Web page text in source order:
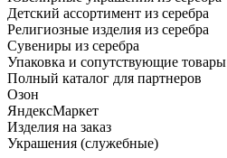
Детский ассортимент из серебра
Религиозные изделия из серебра
Сувениры из серебра
Упаковка и сопутствующие товары
Полный каталог для партнеров
Озон
ЯндексМаркет
Изделия на заказ
Украшения (служебные)